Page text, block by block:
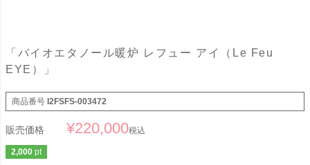
「バイオエタノール暖炉 レフュー アイ（Le Feu
EYE）」
商品番号 I2FSFS-003472
販売価格 ¥220,000税込
2,000 pt